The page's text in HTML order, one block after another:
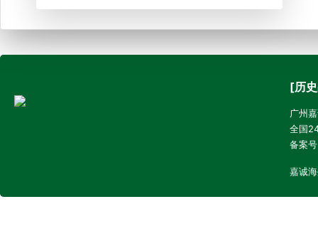
[历
广州
全国
备案
嘉诚